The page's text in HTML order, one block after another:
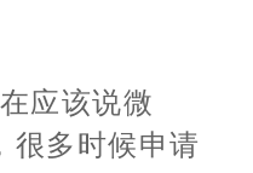
应该说微
很多时候申请